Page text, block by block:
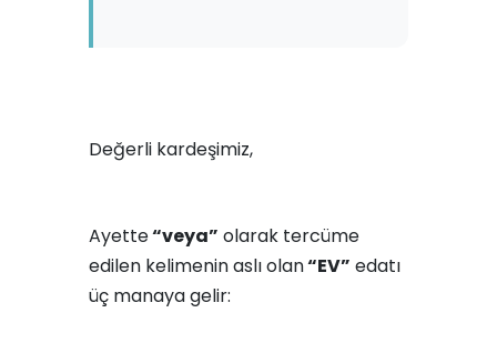
Değerli kardeşimiz,
Ayette“veya” olarak tercüme
edilen kelimenin aslı olan“EV” edatı
üç manaya gelir: